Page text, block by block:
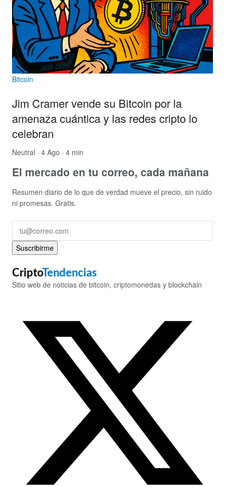
Bitcoin
Jim Cramer vende su Bitcoin por la
amenaza cuántica y las redes cripto lo
celebran
Neutral · 4 Ago · 4 min
El mercado en tu correo, cada mañana
Resumen diario de lo que de verdad mueve el precio, sin ruido
ni promesas. Gratis.
Suscribirme
CriptoTendencias
Sitio web de noticias de bitcoin, criptomonedas y blockchain